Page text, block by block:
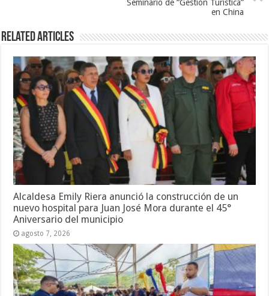
Seminario de “Gestión Turística”
en China
Related Articles
Alcaldesa Emily Riera anunció la construcción de un
nuevo hospital para Juan José Mora durante el 45°
Aniversario del municipio
agosto 7, 2026